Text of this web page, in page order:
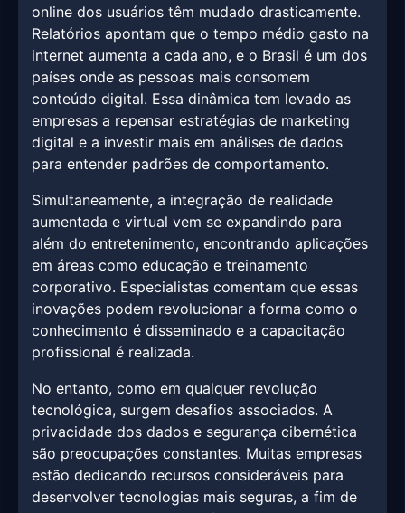
online dos usuários têm mudado drasticamente.
Relatórios apontam que o tempo médio gasto na
internet aumenta a cada ano, e o Brasil é um dos
países onde as pessoas mais consomem
conteúdo digital. Essa dinâmica tem levado as
empresas a repensar estratégias de marketing
digital e a investir mais em análises de dados
para entender padrões de comportamento.
Simultaneamente, a integração de realidade
aumentada e virtual vem se expandindo para
além do entretenimento, encontrando aplicações
em áreas como educação e treinamento
corporativo. Especialistas comentam que essas
inovações podem revolucionar a forma como o
conhecimento é disseminado e a capacitação
profissional é realizada.
No entanto, como em qualquer revolução
tecnológica, surgem desafios associados. A
privacidade dos dados e segurança cibernética
são preocupações constantes. Muitas empresas
estão dedicando recursos consideráveis para
desenvolver tecnologias mais seguras, a fim de